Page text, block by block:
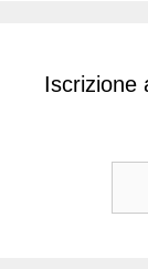
Iscrizione